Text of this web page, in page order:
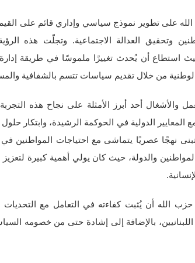
على تطوير نموذج سياسي وإداري قائم على القيم
وتحقيق العدالة الاجتماعية. وتجلّت هذه
استطاع أن يُحدث تغييرًا ملموسًا في طريقة إدارة
من خلال تقديم سياسات تتسم بالشفافية
والأشغال أحد أبرز الأمثلة على نجاح هذه
الدولية في الحوكمة الرشيدة، وابتكار
نهجًا عصريًا يتماشى مع احتياجات المواطنين
والدولة، حيث كان يولي أهمية كبيرة لتعزيز
الله أن يُثبت كفاءته في التعامل مع التحديات
بالإضافة إلى إشادة حتى من خصومه